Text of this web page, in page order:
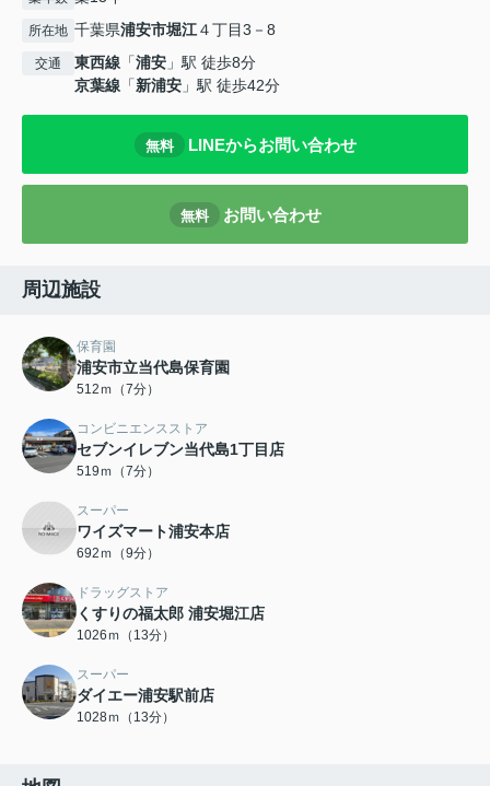
所在地 千葉県浦安市堀江４丁目3－8
交通 東西線 「浦安 」駅 徒歩8分
京葉線 「新浦安 」駅 徒歩42分
無料 LINEからお問い合わせ
無料 お問い合わせ
周辺施設
保育園
浦安市立当代島保育園
512ｍ（7分）
コンビニエンスストア
セブンイレブン当代島1丁目店
519ｍ（7分）
スーパー
ワイズマート浦安本店
692ｍ（9分）
ドラッグストア
くすりの福太郎 浦安堀江店
1026ｍ（13分）
スーパー
ダイエー浦安駅前店
1028ｍ（13分）